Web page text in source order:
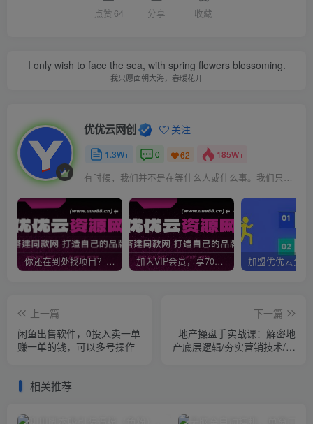
点赞 64 分享 收藏
I only wish to face the sea, with spring flowers blossoming.
我只愿面朝大海，春暖花开
优优云网创 关注
1.3W+ 0 62 185W+
有时候，我们并不是在等什么人或什么事。我们只是在静待岁月改变自己
你还在到处找项目？还在当韭菜？我靠网创资源站一个月收入5万+，曾经我也是个失败者。 加入VIP会员，享70%的推广提成，免费学习多种网上创业课程，菜鸟秒变大神！
上一篇
闲鱼出售软件，0投入卖一单
赚一单的钱，可以多号操作
下一篇
地产操盘手实战课：解密地
产底层逻辑/夯实营销技术/提
相关推荐